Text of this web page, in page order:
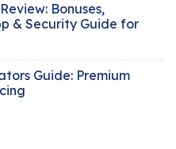
Bonuses,
& Security Guide for
Guide: Premium